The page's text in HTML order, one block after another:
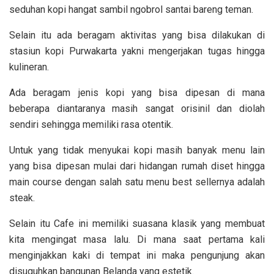
seduhan kopi hangat sambil ngobrol santai bareng teman.
Selain itu ada beragam aktivitas yang bisa dilakukan di
stasiun kopi Purwakarta yakni mengerjakan tugas hingga
kulineran.
Ada beragam jenis kopi yang bisa dipesan di mana
beberapa diantaranya masih sangat orisinil dan diolah
sendiri sehingga memiliki rasa otentik.
Untuk yang tidak menyukai kopi masih banyak menu lain
yang bisa dipesan mulai dari hidangan rumah diset hingga
main course dengan salah satu menu best sellernya adalah
steak.
Selain itu Cafe ini memiliki suasana klasik yang membuat
kita mengingat masa lalu. Di mana saat pertama kali
menginjakkan kaki di tempat ini maka pengunjung akan
disuguhkan bangunan Belanda yang estetik.